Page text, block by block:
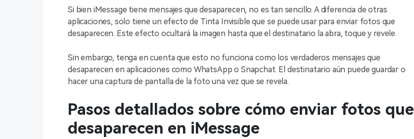
Si bien iMessage tiene mensajes que desaparecen, no es tan sencillo. A diferencia de otras
aplicaciones, solo tiene un efecto de Tinta Invisible que se puede usar para enviar fotos que
desaparecen. Este efecto ocultará la imagen hasta que el destinatario la abra, toque y revele.
Sin embargo, tenga en cuenta que esto no funciona como los verdaderos mensajes que
desaparecen en aplicaciones como WhatsApp o Snapchat. El destinatario aún puede guardar o
hacer una captura de pantalla de la foto una vez que se revela.
Pasos detallados sobre cómo enviar fotos que
desaparecen en iMessage